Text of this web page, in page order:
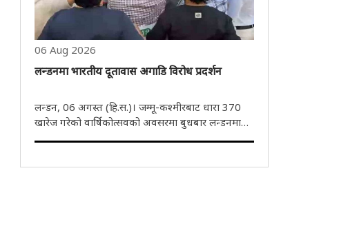
06 Aug 2026
लन्डनमा भारतीय दूतावास अगाडि विरोध प्रदर्शन
लन्डन, 06 अगस्त (हि.स.)। जम्मू-कश्मीरबाट धारा 370
खारेज गरेको वार्षिकोत्सवको अवसरमा बुधबार लन्डनमा
वार्षिकोत्सवलाई यौम-ए-इस्तेहाल कश्मीर (कश्मीर शोषण